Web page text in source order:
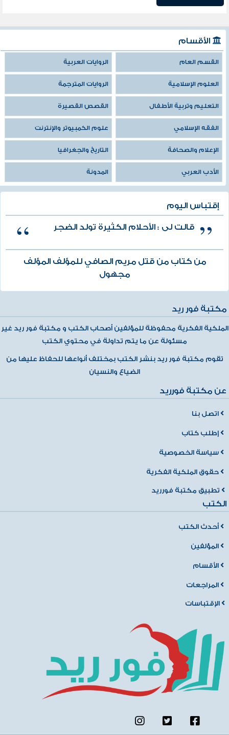
الأقسام
القسم العام الروايات العربية
العلوم الإسلامية الروايات المترجمة
التعليم وتربية الأطفال القصص القصيرة
الفقه الإسلامي علوم الكمبيوتر والإنترنت
الإعلام والصحافة التاريخ والجغرافيا
الأدب العربي المدونة
إقتباس اليوم
قالت لى : الأحلام الكثيرة تولد الضجر
من كتاب من قتل مريم الصافي للمؤلف المؤلف
مجهول
مكتبة فور ريد
الملكية الفكرية محفوظة للمؤلفين أصحاب الكتب و مكتبة فور ريد غير
مسئولة عن ما يتم تداولة في محتوي الكتب
تقوم مكتبة فور ريد بنشر الكتب بمختلف أنواعها للحفاظ عليها من
الضياع والنسيان
عن مكتبة فورريد
اتصل بنا
إطلب كتاب
سياسة الخصوصية
حقوق الملكية الفكرية
تطبيق مكتبة فورريد
الكتب
أحدث الكتب
المؤلفين
الأقسام
المراجعات
الإقتباسات